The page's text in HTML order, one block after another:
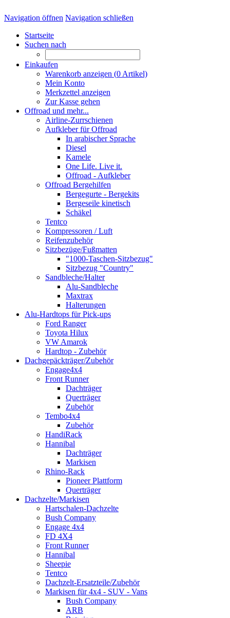
Navigation öffnen Navigation schließen
Startseite
Suchen nach
Einkaufen
Warenkorb anzeigen (0 Artikel)
Mein Konto
Merkzettel anzeigen
Zur Kasse gehen
Offroad und mehr...
Airline-Zurrschienen
Aufkleber für Offroad
In arabischer Sprache
Diesel
Kamele
One Life. Live it.
Offroad - Aufkleber
Offroad Bergehilfen
Bergegurte - Bergekits
Bergeseile kinetisch
Schäkel
Tentco
Kompressoren / Luft
Reifenzubehör
Sitzbezüge/Fußmatten
"1000-Taschen-Sitzbezug"
Sitzbezug "Country"
Sandbleche/Halter
Alu-Sandbleche
Maxtrax
Halterungen
Alu-Hardtops für Pick-ups
Ford Ranger
Toyota Hilux
VW Amarok
Hardtop - Zubehör
Dachgepäckträger/Zubehör
Engage4x4
Front Runner
Dachträger
Querträger
Zubehör
Tembo4x4
Zubehör
HandiRack
Hannibal
Dachträger
Markisen
Rhino-Rack
Pioneer Plattform
Querträger
Dachzelte/Markisen
Hartschalen-Dachzelte
Bush Company
Engage 4x4
FD 4X4
Front Runner
Hannibal
Sheepie
Tentco
Dachzelt-Ersatzteile/Zubehör
Markisen für 4x4 - SUV - Vans
Bush Company
ARB